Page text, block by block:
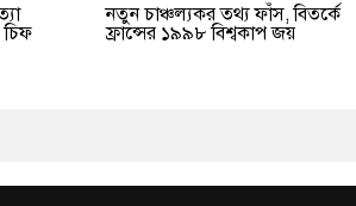
চিফ
নতুন চাঞ্চল্যকর তথ্য ফাঁস, বিতর্কে
ফ্রান্সের ১৯৯৮ বিশ্বকাপ জয়